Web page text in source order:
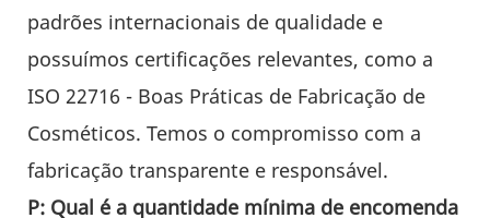
padrões internacionais de qualidade e
possuímos certificações relevantes, como a
ISO 22716 - Boas Práticas de Fabricação de
Cosméticos. Temos o compromisso com a
fabricação transparente e responsável.
P: Qual é a quantidade mínima de encomenda